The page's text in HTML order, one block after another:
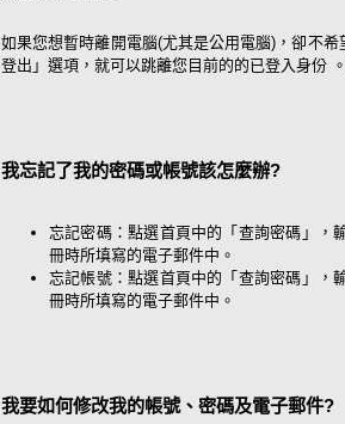
如果您想暫時離開電腦(尤其是公用電腦)，卻不
登出」選項，就可以跳離您目前的的已登入身份
我忘記了我的密碼或帳號該怎麼辦?
忘記密碼：點選首頁中的「查詢密碼」，
冊時所填寫的電子郵件中。
忘記帳號：點選首頁中的「查詢密碼」，
冊時所填寫的電子郵件中。
我要如何修改我的帳號、密碼及電子郵件?